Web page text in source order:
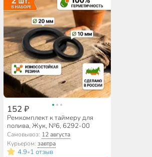
152 ₽
Ремкомплект к таймеру для
полива, Жук, №6, 6292-00
Самовывоз: 12 августа
Курьером:завтра
4.9•1 отзыв